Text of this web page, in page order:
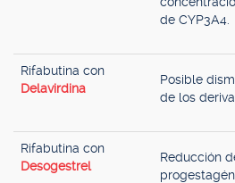
de CYP3A4.
Rifabutina con
Delavirdina
Posible
de los
Rifabutina con
Desogestrel
Reducción